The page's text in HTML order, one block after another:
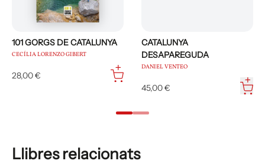
101 GORGS DE CATALUNYA
CECÍLIA LORENZO GIBERT
28,00 €
CATALUNYA
DESAPAREGUDA
DANIEL VENTEO
45,00 €
Llibres relacionats